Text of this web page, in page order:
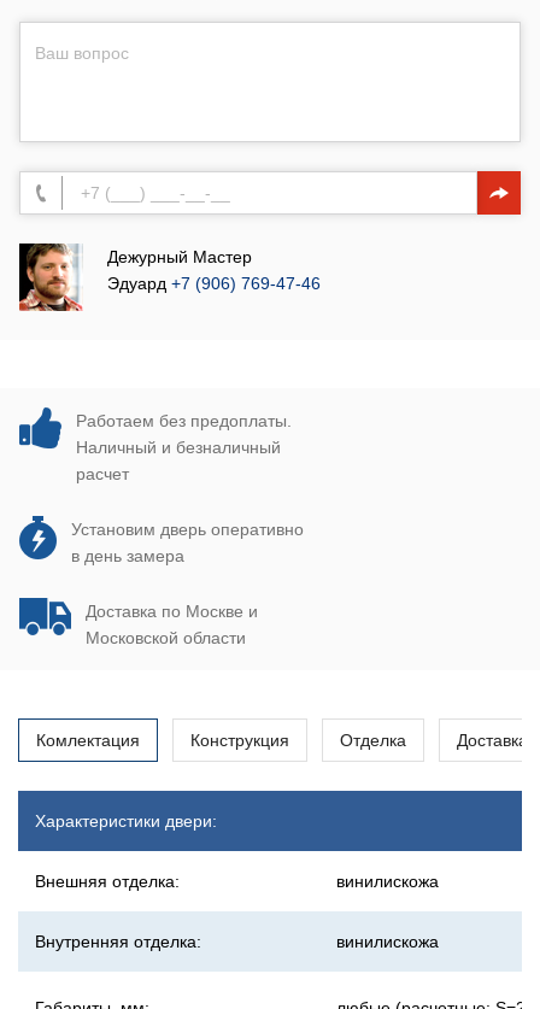
Дежурный Мастер
Эдуард +7 (906) 769-47-46
Работаем без предоплаты.
Наличный и безналичный
расчет
Установим дверь оперативно
в день замера
Доставка по Москве и
Московской области
Комлектация Конструкция Отделка Доставка
Характеристики двери:
Внешняя отделка: винилискожа
Внутренняя отделка: винилискожа